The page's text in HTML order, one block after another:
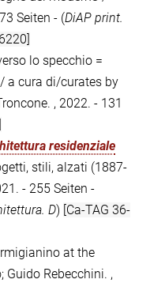
Seiten - (DiAP print.
lo specchio =
a cura di/curates by
, 2022. - 131
residenziale
stili, alzati (1887-
- 255 Seiten -
D) [Ca-TAG 36-
at the
Guido Rebecchini. ,